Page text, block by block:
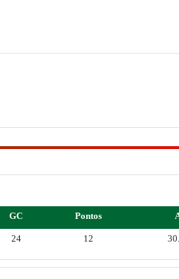
GC Pontos
24 12